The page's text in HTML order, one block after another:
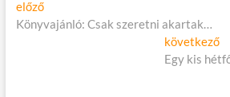
Bejegyzés
navigáció
előzőElőző
cikk:
Könyvajánló: Csak szeretni akartak…
következő
Egy kis